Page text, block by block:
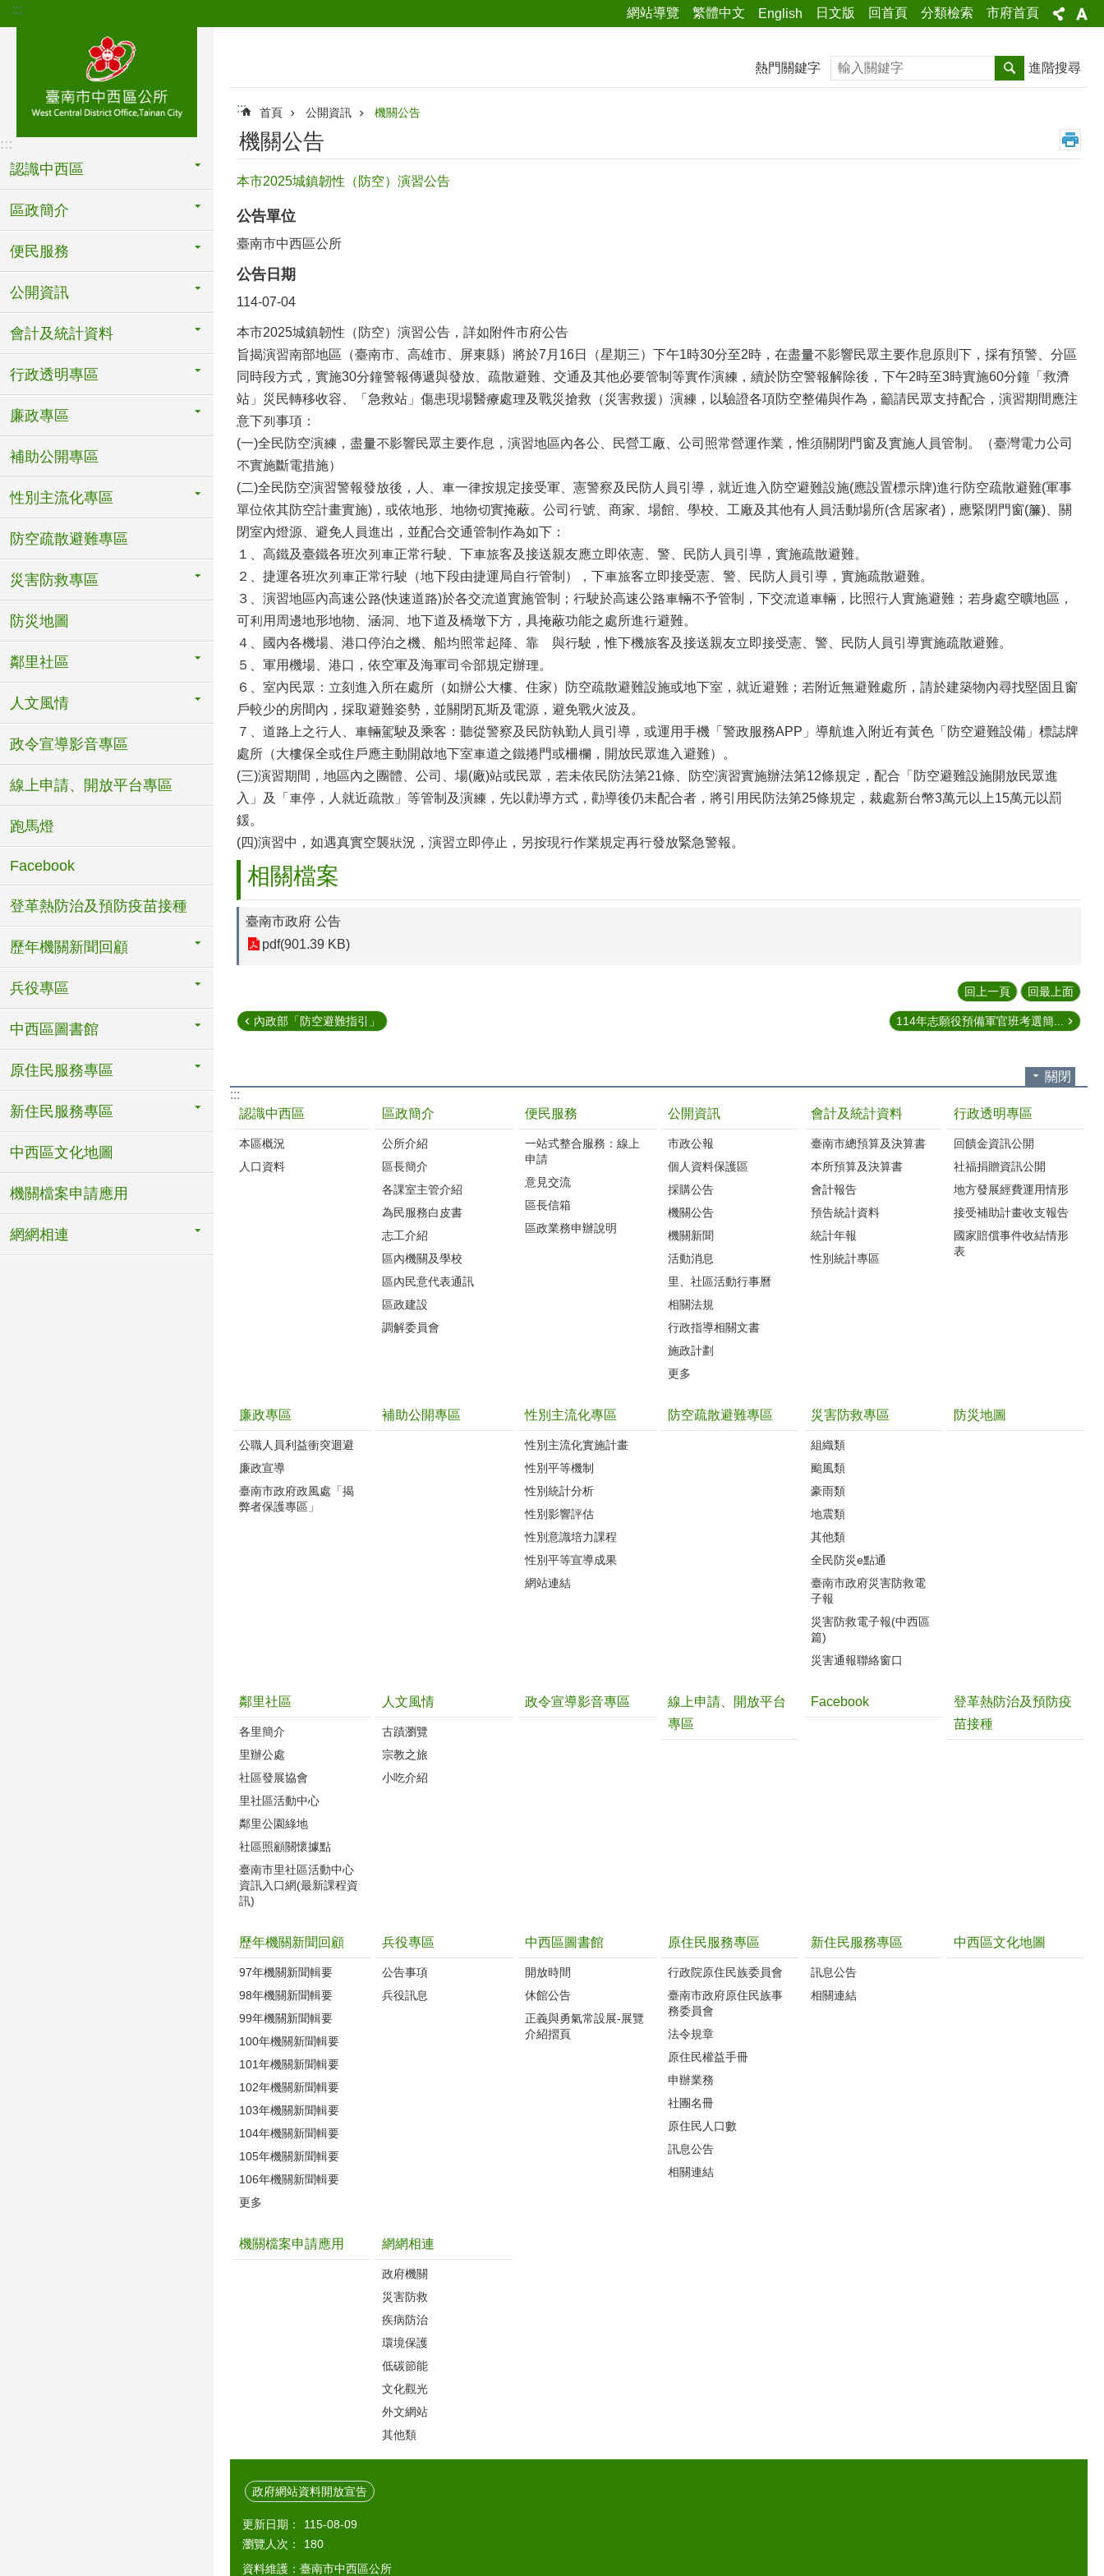
跳到主要內容區塊
::: 網站導覽 繁體中文 English 日文版 回首頁 分類檢索 市府首頁
:::
認識中西區
區政簡介
便民服務
公開資訊
會計及統計資料
行政透明專區
廉政專區
補助公開專區
性別主流化專區
防空疏散避難專區
災害防救專區
防災地圖
鄰里社區
人文風情
政令宣導影音專區
線上申請、開放平台專區
跑馬燈
Facebook
登革熱防治及預防疫苗接種
歷年機關新聞回顧
兵役專區
中西區圖書館
原住民服務專區
新住民服務專區
中西區文化地圖
機關檔案申請應用
網網相連
熱門關鍵字 搜尋 進階搜尋
::: 首頁 公開資訊 機關公告
機關公告
本市2025城鎮韌性（防空）演習公告
公告單位
臺南市中西區公所
公告日期
114-07-04
本市2025城鎮韌性（防空）演習公告，詳如附件市府公告
旨揭演習南部地區（臺南市、高雄市、屏東縣）將於7月16日（星期三）下午1時30分至2時，在盡量不影響民眾主要作息原則下，採有預警、分區
同時段方式，實施30分鐘警報傳遞與發放、疏散避難、交通及其他必要管制等實作演練，續於防空警報解除後，下午2時至3時實施60分鐘「救濟
站」災民轉移收容、「急救站」傷患現場醫療處理及戰災搶救（災害救援）演練，以驗證各項防空整備與作為，籲請民眾支持配合，演習期間應注
意下列事項：
(一)全民防空演練，盡量不影響民眾主要作息，演習地區內各公、民營工廠、公司照常營運作業，惟須關閉門窗及實施人員管制。（臺灣電力公司
不實施斷電措施）
(二)全民防空演習警報發放後，人、車一律按規定接受軍、憲警察及民防人員引導，就近進入防空避難設施(應設置標示牌)進行防空疏散避難(軍事
單位依其防空計畫實施)，或依地形、地物切實掩蔽。公司行號、商家、場館、學校、工廠及其他有人員活動場所(含居家者)，應緊閉門窗(簾)、關
閉室內燈源、避免人員進出，並配合交通管制作為如下：
１、高鐵及臺鐵各班次列車正常行駛、下車旅客及接送親友應立即依憲、警、民防人員引導，實施疏散避難。
２、捷運各班次列車正常行駛（地下段由捷運局自行管制），下車旅客立即接受憲、警、民防人員引導，實施疏散避難。
３、演習地區內高速公路(快速道路)於各交流道實施管制；行駛於高速公路車輛不予管制，下交流道車輛，比照行人實施避難；若身處空曠地區，
可利用周邊地形地物、涵洞、地下道及橋墩下方，具掩蔽功能之處所進行避難。
４、國內各機場、港口停泊之機、船均照常起降、靠離與行駛，惟下機旅客及接送親友立即接受憲、警、民防人員引導實施疏散避難。
５、軍用機場、港口，依空軍及海軍司令部規定辦理。
６、室內民眾：立刻進入所在處所（如辦公大樓、住家）防空疏散避難設施或地下室，就近避難；若附近無避難處所，請於建築物內尋找堅固且窗
戶較少的房間內，採取避難姿勢，並關閉瓦斯及電源，避免戰火波及。
７、道路上之行人、車輛駕駛及乘客：聽從警察及民防執勤人員引導，或運用手機「警政服務APP」導航進入附近有黃色「防空避難設備」標誌牌
處所（大樓保全或住戶應主動開啟地下室車道之鐵捲門或柵欄，開放民眾進入避難）。
(三)演習期間，地區內之團體、公司、場(廠)站或民眾，若未依民防法第21條、防空演習實施辦法第12條規定，配合「防空避難設施開放民眾進
入」及「車停，人就近疏散」等管制及演練，先以勸導方式，勸導後仍未配合者，將引用民防法第25條規定，裁處新台幣3萬元以上15萬元以罰
鍰。
(四)演習中，如遇真實空襲狀況，演習立即停止，另按現行作業規定再行發放緊急警報。
相關檔案
臺南市政府 公告
pdf(901.39 KB)
回上一頁 回最上面
內政部「防空避難指引」 114年志願役預備軍官班考選簡...
關閉
:::
認識中西區
本區概況
人口資料
區政簡介
公所介紹
區長簡介
各課室主管介紹
為民服務白皮書
志工介紹
區內機關及學校
區內民意代表通訊
區政建設
調解委員會
便民服務
一站式整合服務：線上
申請
意見交流
區長信箱
區政業務申辦說明
公開資訊
市政公報
個人資料保護區
採購公告
機關公告
機關新聞
活動消息
里、社區活動行事曆
相關法規
行政指導相關文書
施政計劃
更多
會計及統計資料
臺南市總預算及決算書
本所預算及決算書
會計報告
預告統計資料
統計年報
性別統計專區
行政透明專區
回饋金資訊公開
社福捐贈資訊公開
地方發展經費運用情形
接受補助計畫收支報告
國家賠償事件收結情形
表
廉政專區
公職人員利益衝突迴避
廉政宣導
臺南市政府政風處「揭
弊者保護專區」
補助公開專區 性別主流化專區
性別主流化實施計畫
性別平等機制
性別統計分析
性別影響評估
性別意識培力課程
性別平等宣導成果
網站連結
防空疏散避難專區 災害防救專區
組織類
颱風類
豪雨類
地震類
其他類
全民防災e點通
臺南市政府災害防救電
子報
災害防救電子報(中西區
篇)
災害通報聯絡窗口
防災地圖
鄰里社區
各里簡介
里辦公處
社區發展協會
里社區活動中心
鄰里公園綠地
社區照顧關懷據點
臺南市里社區活動中心
資訊入口網(最新課程資
訊)
人文風情
古蹟瀏覽
宗教之旅
小吃介紹
政令宣導影音專區
線上申請、開放平台
專區
Facebook
登革熱防治及預防疫
苗接種
歷年機關新聞回顧
97年機關新聞輯要
98年機關新聞輯要
99年機關新聞輯要
100年機關新聞輯要
101年機關新聞輯要
102年機關新聞輯要
103年機關新聞輯要
104年機關新聞輯要
105年機關新聞輯要
106年機關新聞輯要
更多
兵役專區
公告事項
兵役訊息
中西區圖書館
開放時間
休館公告
正義與勇氣常設展-展覽
介紹摺頁
原住民服務專區
行政院原住民族委員會
臺南市政府原住民族事
務委員會
法令規章
原住民權益手冊
申辦業務
社團名冊
原住民人口數
訊息公告
相關連結
新住民服務專區
訊息公告
相關連結
中西區文化地圖
機關檔案申請應用 網網相連
政府機關
災害防救
疾病防治
環境保護
低碳節能
文化觀光
外文網站
其他類
政府網站資料開放宣告
更新日期：
115-08-09
瀏覽人次：
180
資料維護：臺南市中西區公所